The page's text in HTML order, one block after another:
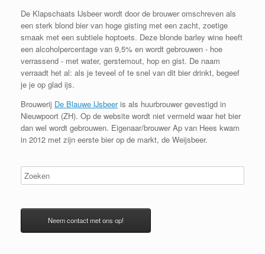
De Klapschaats IJsbeer wordt door de brouwer omschreven als
een sterk blond bier van hoge gisting met een zacht, zoetige
smaak met een subtiele hoptoets. Deze blonde barley wine heeft
een alcoholpercentage van 9,5% en wordt gebrouwen - hoe
verrassend - met water, gerstemout, hop en gist. De naam
verraadt het al: als je teveel of te snel van dit bier drinkt, begeef
je je op glad ijs.
Brouwerij De Blauwe IJsbeeris als huurbrouwer gevestigd in
Nieuwpoort (ZH). Op de website wordt niet vermeld waar het bier
dan wel wordt gebrouwen. Eigenaar/brouwer Ap van Hees kwam
in 2012 met zijn eerste bier op de markt, de Weijsbeer.
Neem contact met ons op!